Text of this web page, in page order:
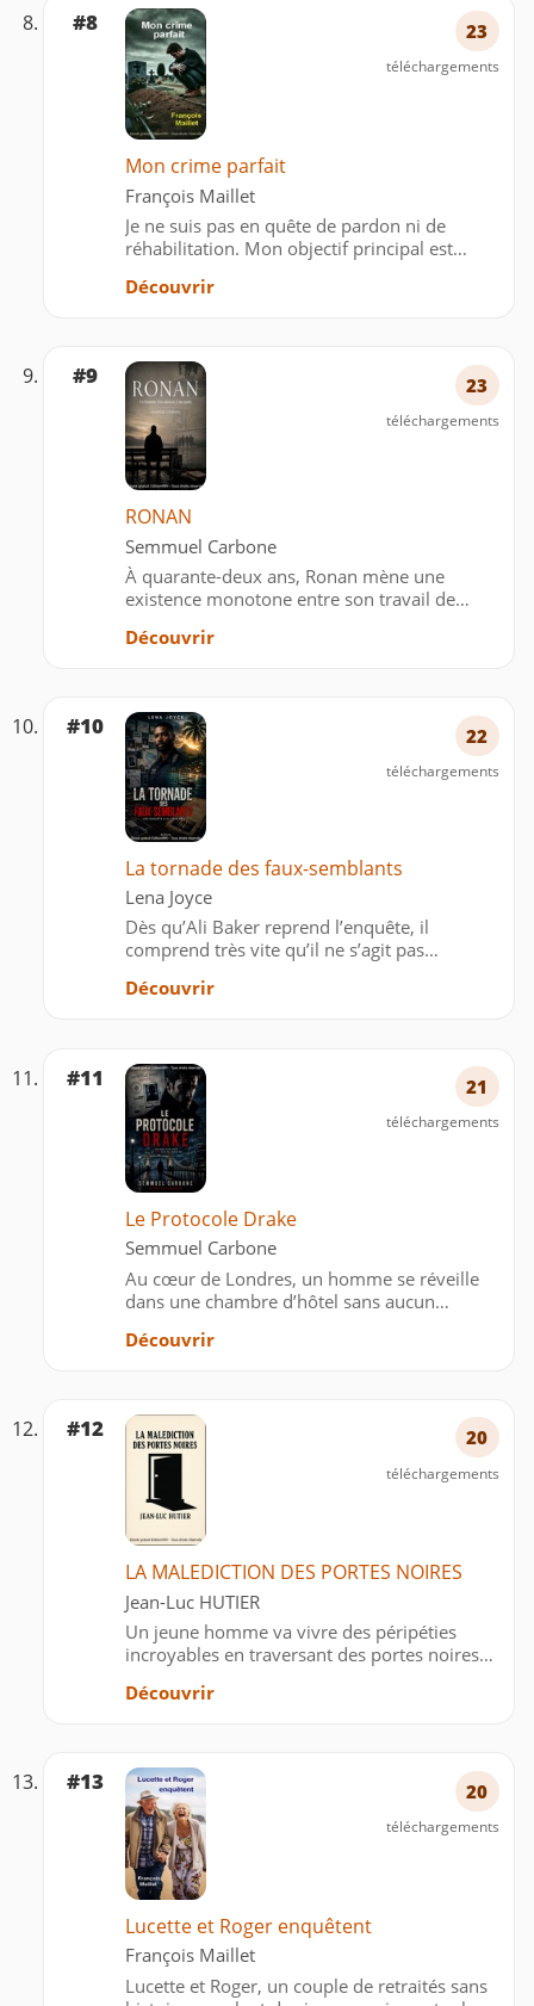
#8
Mon crime parfait
François Maillet
Je ne suis pas en quête de pardon ni de
réhabilitation. Mon objectif principal est
approfondie et sincère des motivations, des
Découvrir
23
téléchargements
#9
RONAN
Semmuel Carbone
À quarante-deux ans, Ronan mène une
existence monotone entre son travail de
Célibataire, solitaire malgré la présence de sa
Découvrir
23
téléchargements
#10
La tornade des faux-semblants
Lena Joyce
Dès qu’Ali Baker reprend l’enquête, il
comprend très vite qu’il ne s’agit pas
retards et les faux-semblants, quelque chose
Découvrir
22
téléchargements
#11
Le Protocole Drake
Semmuel Carbone
Au cœur de Londres, un homme se réveille
dans une chambre d’hôtel sans aucun
inconnu. Son passé a disparu. Sur une vieille
Découvrir
21
téléchargements
#12
LA MALEDICTION DES PORTES NOIRES
Jean-Luc HUTIER
Un jeune homme va vivre des péripéties
incroyables en traversant des portes noires
quel but ? Il l’apprendra à ses dépens plus
Découvrir
20
téléchargements
#13
Lucette et Roger enquêtent
François Maillet
Lucette et Roger, un couple de retraités sans
20
téléchargements